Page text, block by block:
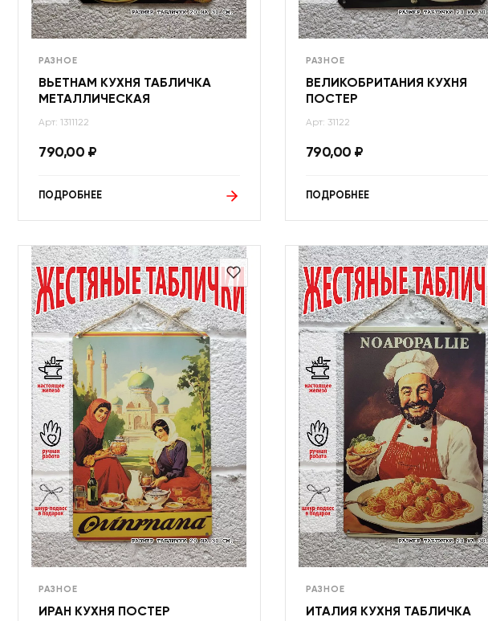
РАЗНОЕ
ВЬЕТНАМ КУХНЯ ТАБЛИЧКА
МЕТАЛЛИЧЕСКАЯ
Арт: 1311122
790,00 ₽
ПОДРОБНЕЕ
РАЗНОЕ
ВЕЛИКОБРИТАНИЯ КУХНЯ
ПОСТЕР
Арт: 31122
790,00 ₽
ПОДРОБНЕЕ
РАЗНОЕ
ИРАН КУХНЯ ПОСТЕР
РАЗНОЕ
ИТАЛИЯ КУХНЯ ТАБЛИЧКА